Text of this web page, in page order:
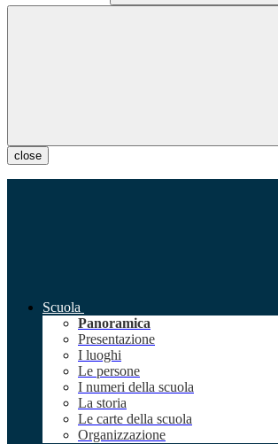
close
Scuola
Panoramica
Presentazione
I luoghi
Le persone
I numeri della scuola
La storia
Le carte della scuola
Organizzazione